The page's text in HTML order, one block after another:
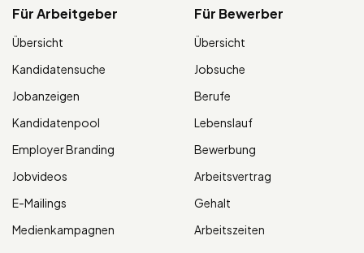
Für Arbeitgeber
Übersicht
Kandidatensuche
Jobanzeigen
Kandidatenpool
Employer Branding
Jobvideos
E-Mailings
Medienkampagnen
Für Bewerber
Übersicht
Jobsuche
Berufe
Lebenslauf
Bewerbung
Arbeitsvertrag
Gehalt
Arbeitszeiten